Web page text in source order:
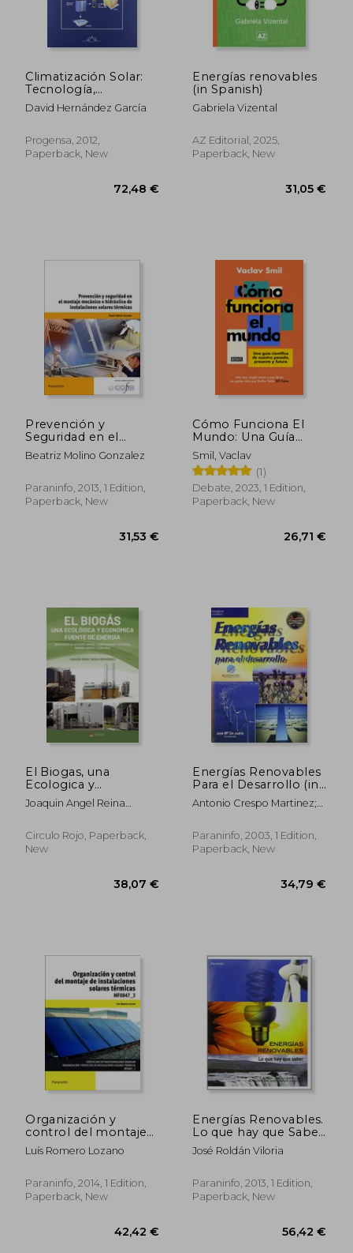
34,48 €
Climatización Solar:
Tecnología,
Componentes e
Instalación de
Solar (in Spanish)
David Hernández García
Progensa, 2012,
Paperback, New
Energías renovables
(in Spanish)
Gabriela Vizental
AZ Editorial, 2025,
Paperback, New
Prevención y
Seguridad en el
Montaje Mecánico e
Hidráulico de
Térmicas (cp -
Certificado
Beatriz Molino Gonzalez
Paraninfo, 2013, 1 Edition,
Paperback, New
Cómo Funciona El
Mundo: Una Guía
Científica de Nuestro
Pasado, Presente Y
Futuro / How the
World Really Works
(in Spanish)
Smil, Vaclav
(1)
Debate, 2023, 1 Edition,
Paperback, New
El Biogas, una
Ecologica y
Economica Fuente de
Energia (in Spanish)
Joaquin Angel Reina
Circulo Rojo, Paperback,
New
Energías Renovables
Para el Desarrollo (in
Spanish)
Antonio Crespo Martinez;
Garcia; Jesús Fernández
González; Miguel Ángel
Herrero García; José María
Florentino Santos García
Paraninfo, 2003, 1 Edition,
Paperback, New
Organización y
control del montaje
de instalaciones
solares térmicas.
profesionalidad.
Organización y
térmicas (in Spanish)
Luís Romero Lozano
Paraninfo, 2014, 1 Edition,
Paperback, New
Energías Renovables.
Lo que hay que Saber
(Economia
(Paraninfo)) (in
José Roldán Viloria
Paraninfo, 2013, 1 Edition,
Paperback, New